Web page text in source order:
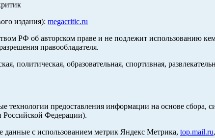
издания): megacritic.ru
РФ об авторском праве и не подлежит использованию
правообладателя.
образовательная, спортивная,
предоставления информации на основе сбора,
Российской Федерации).
данные с использованием метрик Яндекс Метрика, top.mail.ru